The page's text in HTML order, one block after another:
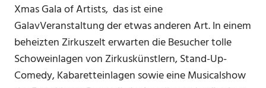
Xmas Gala of Artists, das ist eine
GalavVeranstaltung der etwas anderen Art. In einem
beheizten Zirkuszelt erwarten die Besucher tolle
Schoweinlagen von Zirkuskünstlern, Stand-Up-
Comedy, Kabaretteinlagen sowie eine Musicalshow